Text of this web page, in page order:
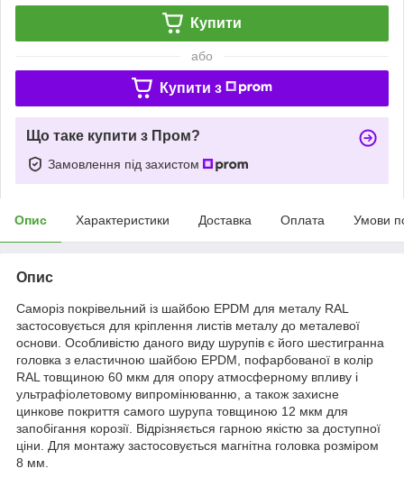
Купити
або
Купити з
Що таке купити з Пром?
Замовлення під захистом
Опис Характеристики Доставка Оплата Умови
Опис
Саморіз покрівельний із шайбою EPDM для металу RAL
застосовується для кріплення листів металу до металевої
основи. Особливістю даного виду шурупів є його шестигранна
головка з еластичною шайбою EPDM, пофарбованої в колір
RAL товщиною 60 мкм для опору атмосферному впливу і
ультрафіолетовому випромінюванню, а також захисне
цинкове покриття самого шурупа товщиною 12 мкм для
запобігання корозії. Відрізняється гарною якістю за доступної
ціни. Для монтажу застосовується магнітна головка розміром
8 мм.